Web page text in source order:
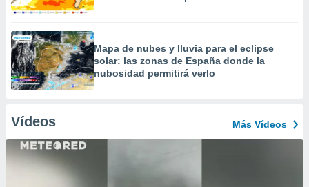
Mapa de nubes y lluvia para el eclipse
solar: las zonas de España donde la
nubosidad permitirá verlo
Vídeos Más Vídeos